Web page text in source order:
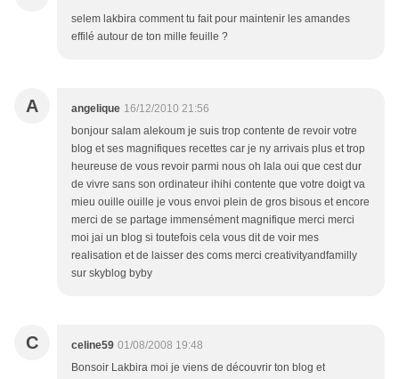
selem lakbira comment tu fait pour maintenir les amandes
effilé autour de ton mille feuille ?
A angelique 16/12/2010 21:56
bonjour salam alekoum je suis trop contente de revoir votre
blog et ses magnifiques recettes car je ny arrivais plus et trop
heureuse de vous revoir parmi nous oh lala oui que cest dur
de vivre sans son ordinateur ihihi contente que votre doigt va
mieu ouille ouille je vous envoi plein de gros bisous et encore
merci de se partage immensément magnifique merci merci
moi jai un blog si toutefois cela vous dit de voir mes
realisation et de laisser des coms merci creativityandfamilly
sur skyblog byby
C celine59 01/08/2008 19:48
Bonsoir Lakbira moi je viens de découvrir ton blog et